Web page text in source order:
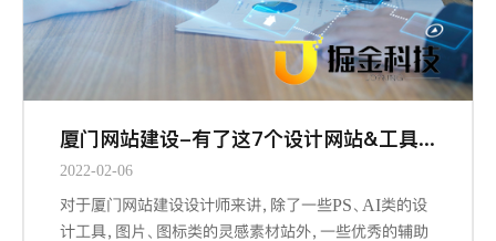
厦门网站建设-有了这7个设计网站&工具，做设计更有谱了
2022-02-06
对于厦门网站建设设计师来讲，除了一些PS、AI类的设
计工具，图片、图标类的灵感素材站外，一些优秀的辅助